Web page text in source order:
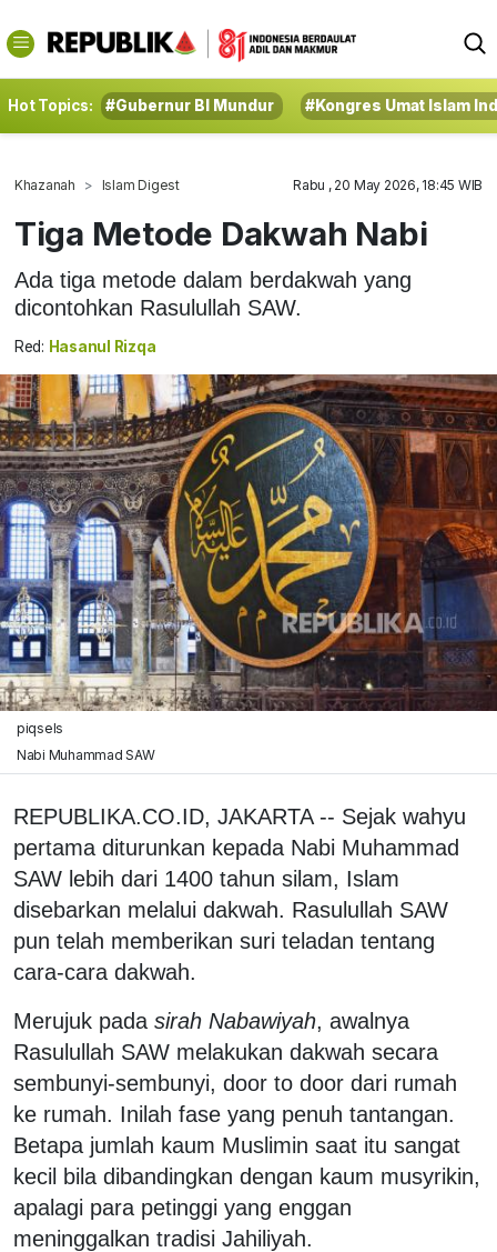
Hot Topics: #Gubernur BI Mundur #Kongres Umat Islam
Khazanah Islam Digest Rabu , 20 May 2026, 18:45 WIB
Tiga Metode Dakwah Nabi
Ada tiga metode dalam berdakwah yang
dicontohkan Rasulullah SAW.
Red: Hasanul Rizqa
piqsels
Nabi Muhammad SAW
REPUBLIKA.CO.ID, JAKARTA -- Sejak wahyu
pertama diturunkan kepada Nabi Muhammad
SAW lebih dari 1400 tahun silam, Islam
disebarkan melalui dakwah. Rasulullah SAW
pun telah memberikan suri teladan tentang
cara-cara dakwah.
Merujuk pada sirah Nabawiyah, awalnya
Rasulullah SAW melakukan dakwah secara
sembunyi-sembunyi, door to door dari rumah
ke rumah. Inilah fase yang penuh tantangan.
Betapa jumlah kaum Muslimin saat itu sangat
kecil bila dibandingkan dengan kaum musyrikin,
apalagi para petinggi yang enggan
meninggalkan tradisi Jahiliyah.